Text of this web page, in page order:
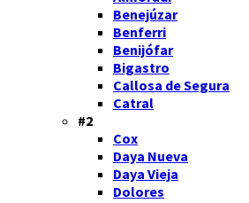
Benejúzar
Benferri
Benijófar
Bigastro
Callosa de Segura
Catral
#2
Cox
Daya Nueva
Daya Vieja
Dolores